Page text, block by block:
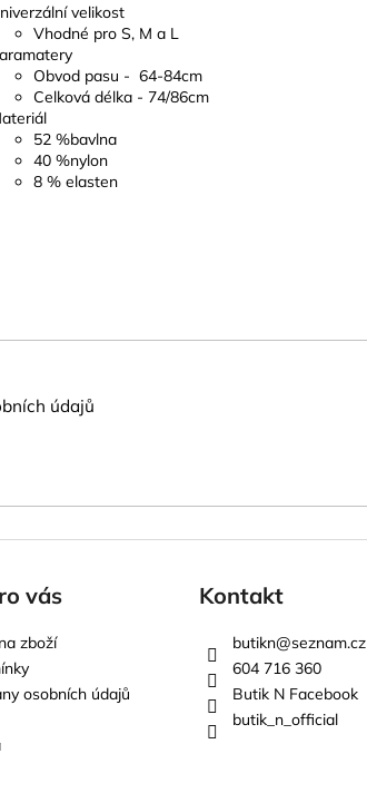
velikost
Vhodné pro S, M a L
Obvod pasu - 64-84cm
Celková délka - 74/86cm
52 %bavlna
40 %nylon
8 % elasten
údajů
vás
zboží
osobních údajů
Kontakt
butikn@seznam.cz
604 716 360
Butik N Facebook
butik_n_official